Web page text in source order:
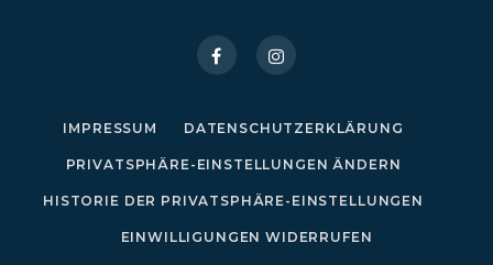
IMPRESSUM DATENSCHUTZERKLÄRUNG
PRIVATSPHÄRE-EINSTELLUNGEN ÄNDERN
HISTORIE DER PRIVATSPHÄRE-EINSTELLUNGEN
EINWILLIGUNGEN WIDERRUFEN